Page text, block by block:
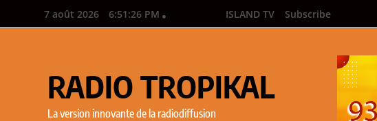
7 août 2026 6:51:27 PM ISLAND TV Subscribe
RADIO TROPIKAL
La version innovante de la radiodiffusion